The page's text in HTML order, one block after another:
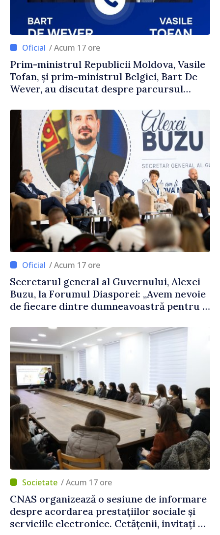
/ Acum 17 ore
Prim-ministrul Republicii Moldova, Vasile
Tofan, și prim-ministrul Belgiei, Bart De
Wever, au discutat despre parcursul
/ Acum 17 ore
Secretarul general al Guvernului, Alexei
Buzu, la Forumul Diasporei: „Avem nevoie
de fiecare dintre dumneavoastră pentru a
/ Acum 17 ore
CNAS organizează o sesiune de informare
despre acordarea prestațiilor sociale și
serviciile electronice. Cetățenii, invitați să